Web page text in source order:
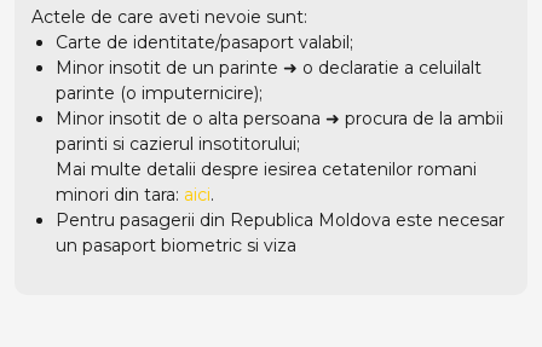
Actele de care aveti nevoie sunt:
Carte de identitate/pasaport valabil;
Minor insotit de un parinte ➜ o declaratie a celuilalt
parinte (o imputernicire);
Minor insotit de o alta persoana ➜ procura de la ambii
parinti si cazierul insotitorului;
Mai multe detalii despre iesirea cetatenilor romani
minori din tara: aici.
Pentru pasagerii din Republica Moldova este necesar
un pasaport biometric si viza